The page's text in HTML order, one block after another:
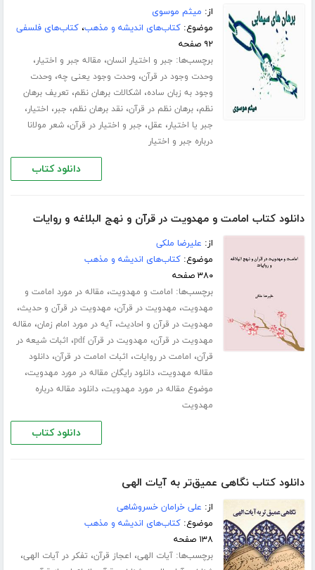
از: میثم موسوی
موضوع:کتاب‌های اندیشه و مذهب،کتاب‌های فلسفی
۹۲ صفحه
برچسب‌ها: جبر و اختیار انسان، مقاله جبر و اختیار،
وحدت وجود در قرآن، وحدت وجود یعنی چه، وحدت
وجود به زبان ساده، اشکالات برهان نظم، تعریف برهان
نظم،برهان نظم در قرآن،نقد برهان نظم، جبر، اختیار،
جبر یا اختیار، عقل، جبر و اختیار در قرآن،شعر مولانا
درباره جبر و اختیار
دانلود کتاب
دانلود کتاب امامت و مهدویت در قرآن و نهج البلاغه و روایات
از: علیرضا ملکی
موضوع:کتاب‌های اندیشه و مذهب
۳۸۰ صفحه
برچسب‌ها: امامت و مهدویت، مقاله در مورد امامت و
مهدویت، مهدویت در قرآن، مهدویت در قرآن و حدیث،
مهدویت در قرآن و احادیث،آیه در مورد امام زمان، مقاله
مهدویت در قرآن، مهدویت در قرآن pdf ، اثبات شیعه در
قرآن، امامت در روایات، اثبات امامت در قرآن،دانلود
مقاله مهدویت،دانلود رایگان مقاله در مورد مهدویت،
موضوع مقاله در مورد مهدویت،دانلود مقاله درباره
مهدویت
دانلود کتاب
دانلود کتاب نگاهی عمیق‌تر به آیات الهی
از: علی خرامان خسروشاهی
موضوع:کتاب‌های اندیشه و مذهب
۱۳۸ صفحه
برچسب‌ها:آیات الهی، اعجاز قرآن، تفکر در آیات الهی،